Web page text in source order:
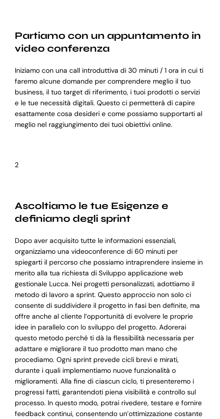
Partiamo con un appuntamento in
video conferenza
Iniziamo con una call introduttiva di 30 minuti / 1 ora in cui ti
faremo alcune domande per comprendere meglio il tuo
business, il tuo target di riferimento, i tuoi prodotti o servizi
e le tue necessità digitali. Questo ci permetterà di capire
esattamente cosa desideri e come possiamo supportarti al
meglio nel raggiungimento dei tuoi obiettivi online.
2
Ascoltiamo le tue Esigenze e
definiamo degli sprint
Dopo aver acquisito tutte le informazioni essenziali,
organizziamo una videoconference di 60 minuti per
spiegarti il percorso che possiamo intraprendere insieme in
merito alla tua richiesta di Sviluppo applicazione web
gestionale Lucca. Nei progetti personalizzati, adottiamo il
metodo di lavoro a sprint. Questo approccio non solo ci
consente di suddividere il progetto in fasi ben definite, ma
offre anche al cliente l’opportunità di evolvere le proprie
idee in parallelo con lo sviluppo del progetto. Adorerai
questo metodo perché ti dà la flessibilità necessaria per
adattare e migliorare il tuo prodotto man mano che
procediamo. Ogni sprint prevede cicli brevi e mirati,
durante i quali implementiamo nuove funzionalità o
miglioramenti. Alla fine di ciascun ciclo, ti presenteremo i
progressi fatti, garantendoti piena visibilità e controllo sul
processo. In questo modo, potrai rivedere, testare e fornire
feedback continui, consentendo un’ottimizzazione costante